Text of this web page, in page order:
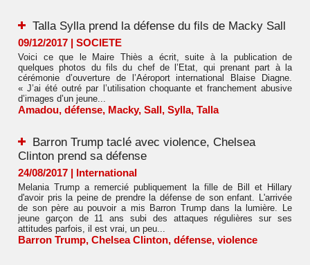
Talla Sylla prend la défense du fils de Macky Sall
09/12/2017 | SOCIETE
Voici ce que le Maire Thiès a écrit, suite à la publication de
quelques photos du fils du chef de l’Etat, qui prenant part à la
cérémonie d’ouverture de l’Aéroport international Blaise Diagne.
« J’ai été outré par l’utilisation choquante et franchement abusive
d’images d’un jeune...
Amadou, défense, Macky, Sall, Sylla, Talla
Barron Trump taclé avec violence, Chelsea
Clinton prend sa défense
24/08/2017 | International
Melania Trump a remercié publiquement la fille de Bill et Hillary
d'avoir pris la peine de prendre la défense de son enfant. L'arrivée
de son père au pouvoir a mis Barron Trump dans la lumière. Le
jeune garçon de 11 ans subi des attaques régulières sur ses
attitudes parfois, il est vrai, un peu...
Barron Trump, Chelsea Clinton, défense, violence